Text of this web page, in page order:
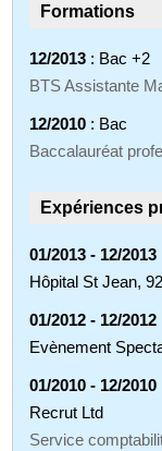
Formations
12/2013 : Bac +2
BTS Assistante
12/2010 : Bac
Baccalauréat
Expériences
01/2013 - 12/2013
Hôpital St Jean,
01/2012 - 12/2012
Evènement
01/2010 - 12/2010
Recrut Ltd
Service